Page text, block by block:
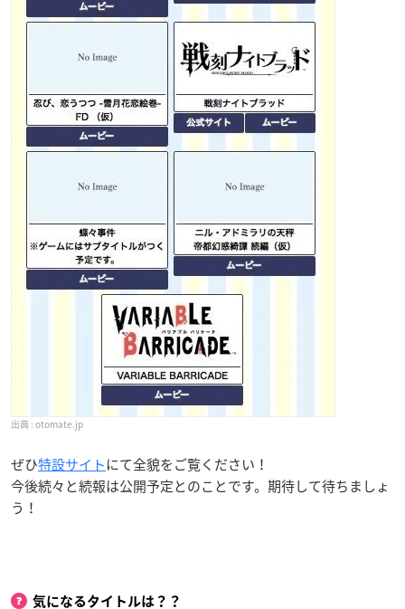
otomate.jp
ぜひ特設サイトにて全貌をご覧ください！
今後続々と続報は公開予定とのことです。期待して待ちましょ
う！
気になるタイトルは？？